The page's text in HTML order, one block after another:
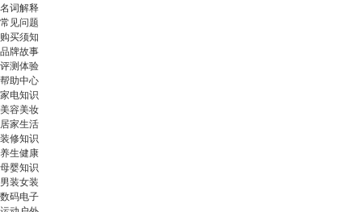
名词解释
常见问题
购买须知
品牌故事
评测体验
帮助中心
家电知识
美容美妆
居家生活
装修知识
养生健康
母婴知识
男装女装
数码电子